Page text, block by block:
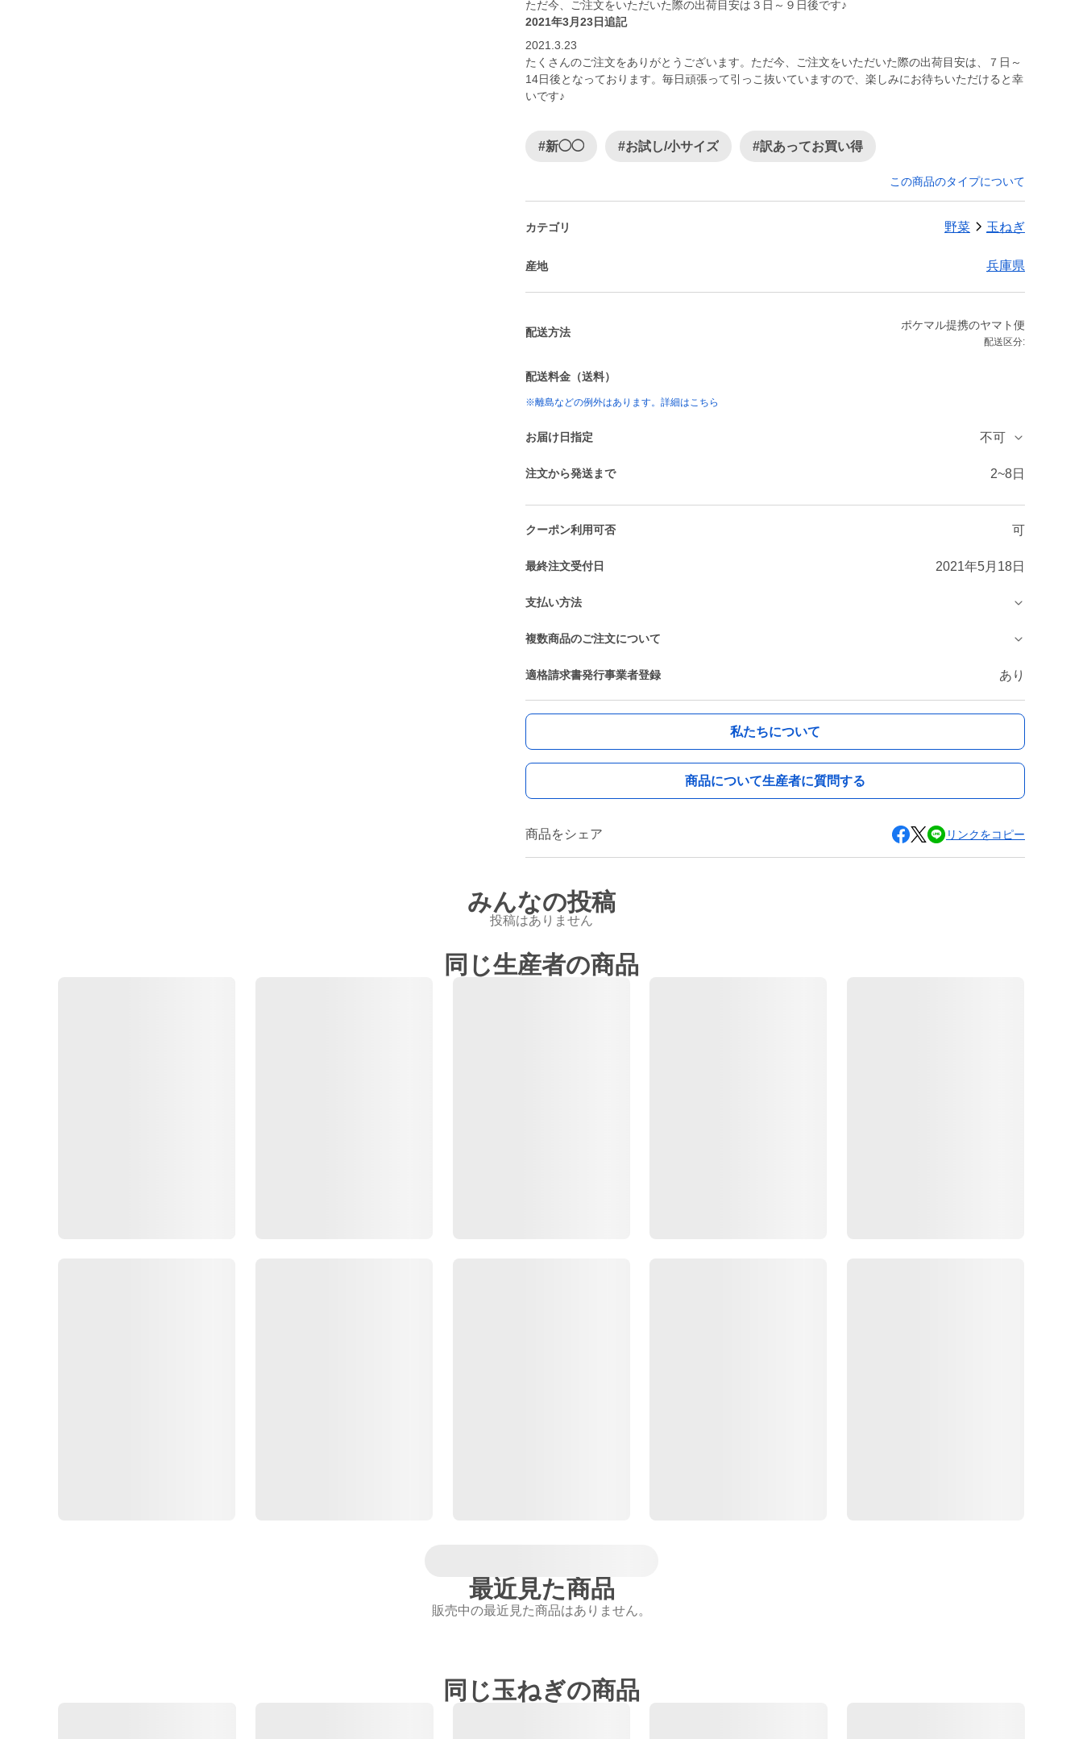
ただ今、ご注文をいただいた際の出荷目安は３日～９日後です♪
2021年3月23日追記
2021.3.23
たくさんのご注文をありがとうございます。ただ今、ご注文をいただいた際の出荷目安は、７日～
14日後となっております。毎日頑張って引っこ抜いていますので、楽しみにお待ちいただけると幸
いです♪
#新◯◯ #お試し/小サイズ #訳あってお買い得
この商品のタイプについて
カテゴリ 野菜 玉ねぎ
産地 兵庫県
配送方法
ポケマル提携のヤマト便
配送区分:
配送料金（送料）
※離島などの例外はあります。詳細はこちら
お届け日指定 不可
注文から発送まで 2~8日
クーポン利用可否 可
最終注文受付日 2021年5月18日
支払い方法
複数商品のご注文について
適格請求書発行事業者登録 あり
私たちについて
商品について生産者に質問する
商品をシェア リンクをコピー
みんなの投稿
投稿はありません
同じ生産者の商品
最近見た商品
販売中の最近見た商品はありません。
同じ玉ねぎの商品